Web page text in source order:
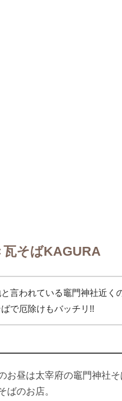
瓦そばKAGURA
言われている竈門神社近く
で厄除けもバッチリ!!
お昼は太宰府の竈門神社
ばのお店。